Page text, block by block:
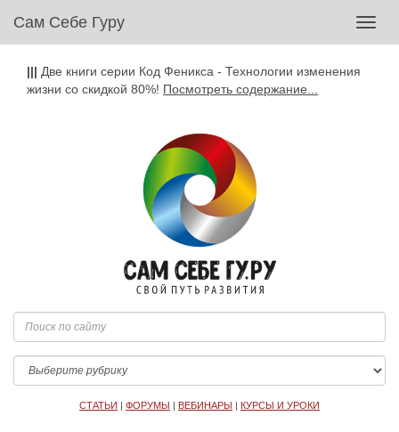
Сам Себе Гуру
||| Две книги серии Код Феникса - Технологии изменения
жизни со скидкой 80%! Посмотреть содержание...
СТАТЬИ | ФОРУМЫ | ВЕБИНАРЫ | КУРСЫ И УРОКИ